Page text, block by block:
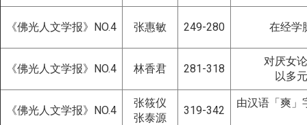
《佛光人文学报》NO.4 张惠敏 249-280 在经学
《佛光人文学报》NO.4 林香君 281-318
对厌女
以多
《佛光人文学报》NO.4
张筱仪
张泰源
319-342
由汉语「爽」